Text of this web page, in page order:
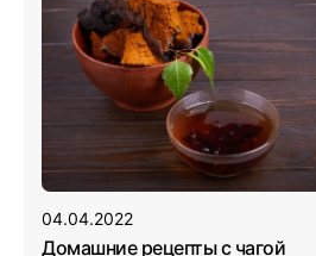
04.04.2022
Домашние рецепты с чагой